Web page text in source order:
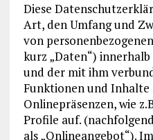
Diese
Art, den Umfang und
von
kurz „Daten“)
und der mit ihm
Funktionen und Inhalte
Onlinepräsenzen, wie
Profile auf.
als „Onlineangebot“).